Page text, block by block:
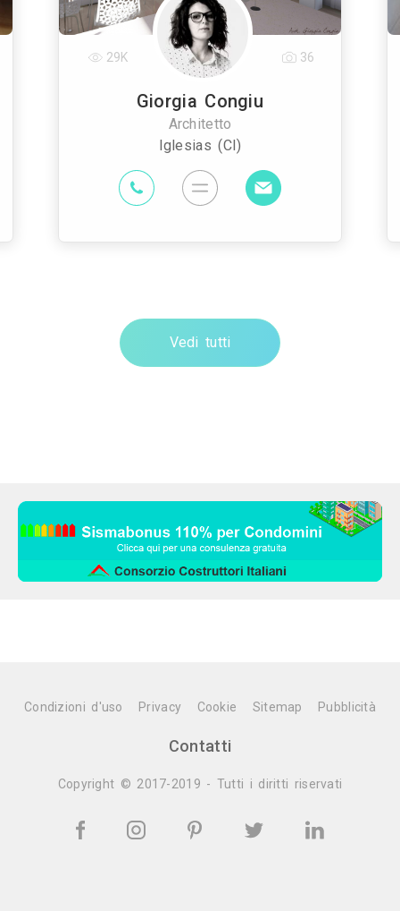
Giorgia Congiu
Architetto
Iglesias (CI)
29K 36
Vedi tutti
Condizioni d'uso Privacy Cookie Sitemap Pubblicità
Contatti
Copyright © 2017-2019 - Tutti i diritti riservati